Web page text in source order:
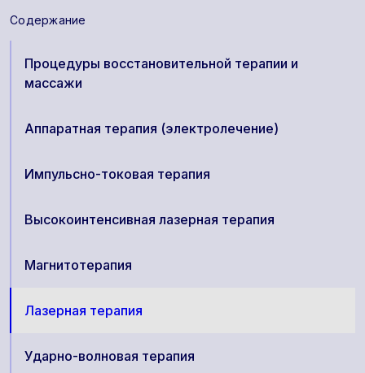
Содержание
Процедуры восстановительной терапии и
массажи
Аппаратная терапия (электролечение)
Импульсно-токовая терапия
Высокоинтенсивная лазерная терапия
Магнитотерапия
Лазерная терапия
Ударно-волновая терапия